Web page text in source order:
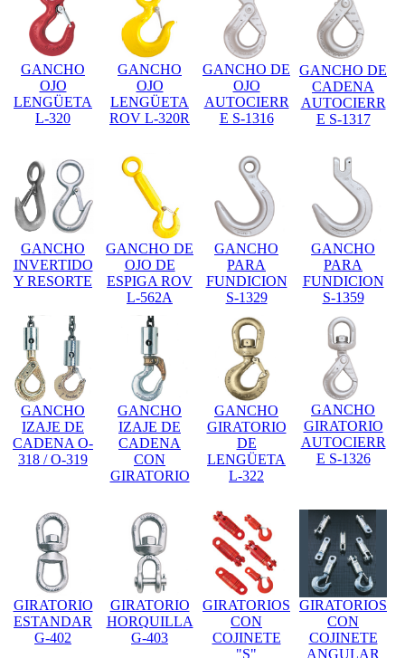
GANCHO
OJO
LENGÜETA
L-320
GANCHO
OJO
LENGÜETA
ROV L-320R
GANCHO DE
OJO
AUTOCIERR
E S-1316
GANCHO DE
CADENA
AUTOCIERR
E S-1317
GANCHO
INVERTIDO
Y RESORTE
GANCHO DE
OJO DE
ESPIGA ROV
L-562A
GANCHO
PARA
FUNDICION
S-1329
GANCHO
PARA
FUNDICION
S-1359
GANCHO
IZAJE DE
CADENA O-
318 / O-319
GANCHO
IZAJE DE
CADENA
CON
GIRATORIO
GANCHO
GIRATORIO
DE
LENGÜETA
L-322
GANCHO
GIRATORIO
AUTOCIERR
E S-1326
GIRATORIO
ESTANDAR
G-402
GIRATORIO
HORQUILLA
G-403
GIRATORIOS
CON
COJINETE
"S"
GIRATORIOS
CON
COJINETE
ANGULAR